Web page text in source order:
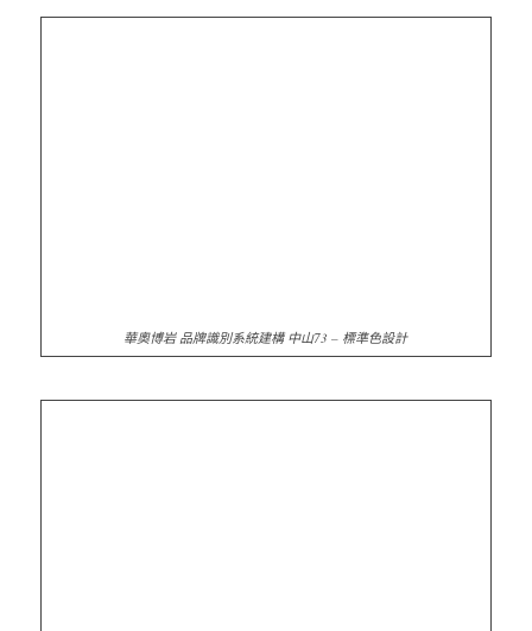
華奧博岩 品牌識別系統建構 中山73 – 標準色設計